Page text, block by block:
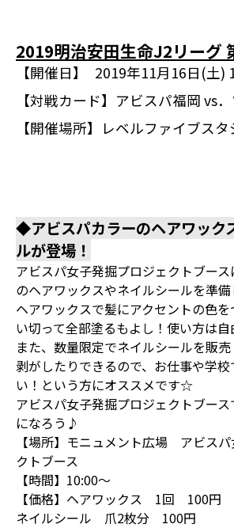
2019明治安田生命J2リーグ
【開催日】
2019年11月16日(土)
【対戦カード】 アビスパ福岡 vs
【開催場所】
レベルファイブスタ
◆アビスパカラーのヘアワック
ルが登場！
アビスパ女子発掘プロジェクトブー
のヘアワックスやネイルシールを準備
ヘアワックスで髪にアクセントの色
い切って全部塗るもよし！使い方は自
また、数量限定でネイルシールを販
剥がしたりできるので、お仕事や学
い！という方にオススメです☆
アビスパ女子発掘プロジェクトブー
になろう♪
【場所】モニュメント広場 アビス
クトブース
【時間】10:00～
【価格】ヘアワックス 1回 100円
ネイルシール 爪2枚分 100円